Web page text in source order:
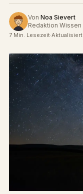
Von Noa Sievert
Redaktion Wissen
7 Min. Lesezeit·